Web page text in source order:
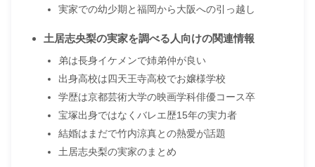
実家での幼少期と福岡から大阪への引っ越し
土居志央梨の実家を調べる人向けの関連情報
弟は長身イケメンで姉弟仲が良い
出身高校は四天王寺高校でお嬢様学校
学歴は京都芸術大学の映画学科俳優コース卒
宝塚出身ではなくバレエ歴15年の実力者
結婚はまだで竹内涼真との熱愛が話題
土居志央梨の実家のまとめ